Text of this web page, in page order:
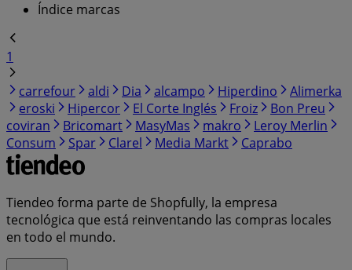
Índice marcas
1
carrefour
aldi Dia alcampo Hiperdino
Alimerka
eroski
Hipercor El Corte Inglés Froiz
Bon Preu
coviran
Bricomart MasyMas makro
Leroy Merlin
Consum
Spar Clarel Media Markt Caprabo
Tiendeo forma parte de Shopfully, la empresa
tecnológica que está reinventando las compras locales
en todo el mundo.